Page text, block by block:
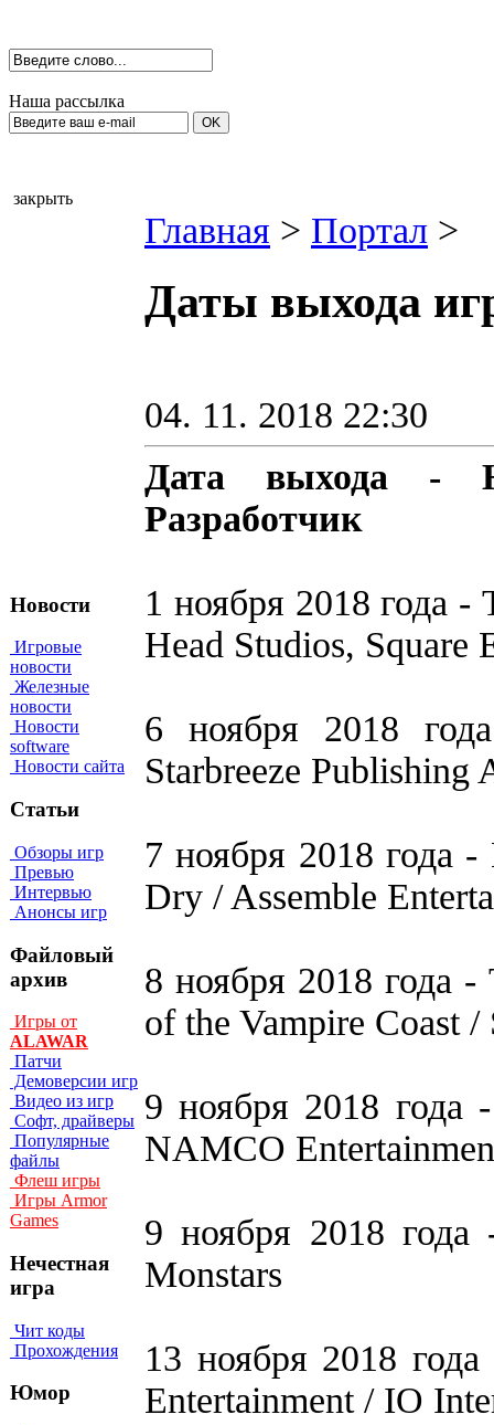
Наша рассылка
закрыть
Новости
Игровые
новости
Железные
новости
Новости
software
Новости сайта
Статьи
Обзоры игр
Превью
Интервью
Анонсы игр
Файловый
архив
Игры от
ALAWAR
Патчи
Демоверсии игр
Видео из игр
Софт, драйверы
Популярные
файлы
Флеш игры
Игры Armor
Games
Нечестная
игра
Чит коды
Прохождения
Юмор
Главная > Портал >
Даты выхода
04. 11. 2018 22:30
Дата выхода -
Разработчик
1 ноября 2018 года
Head Studios, Square
6 ноября 2018
Starbreeze Publishing
7 ноября 2018 года
Dry / Assemble
8 ноября 2018 года
of the Vampire Coast
9 ноября 2018
NAMCO
9 ноября 2018
Monstars
13 ноября 2018
Entertainment / IO